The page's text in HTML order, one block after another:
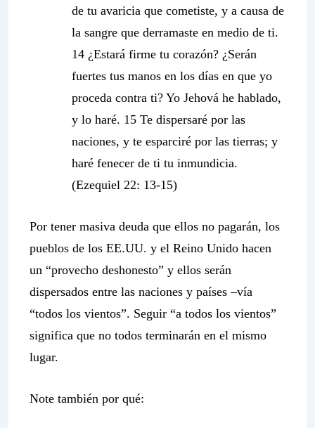
de tu avaricia que cometiste, y a causa de
la sangre que derramaste en medio de ti.
14 ¿Estará firme tu corazón? ¿Serán
fuertes tus manos en los días en que yo
proceda contra ti? Yo Jehová he hablado,
y lo haré. 15 Te dispersaré por las
naciones, y te esparciré por las tierras; y
haré fenecer de ti tu inmundicia.
(Ezequiel 22: 13-15)
Por tener masiva deuda que ellos no pagarán, los
pueblos de los EE.UU. y el Reino Unido hacen
un “provecho deshonesto” y ellos serán
dispersados entre las naciones y países –vía
“todos los vientos”. Seguir “a todos los vientos”
significa que no todos terminarán en el mismo
lugar.
Note también por qué: